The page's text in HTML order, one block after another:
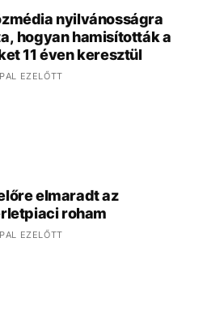
nyilvánosságra
hogyan hamisították a
11 éven keresztül
EZELŐTT
elmaradt az
roham
EZELŐTT